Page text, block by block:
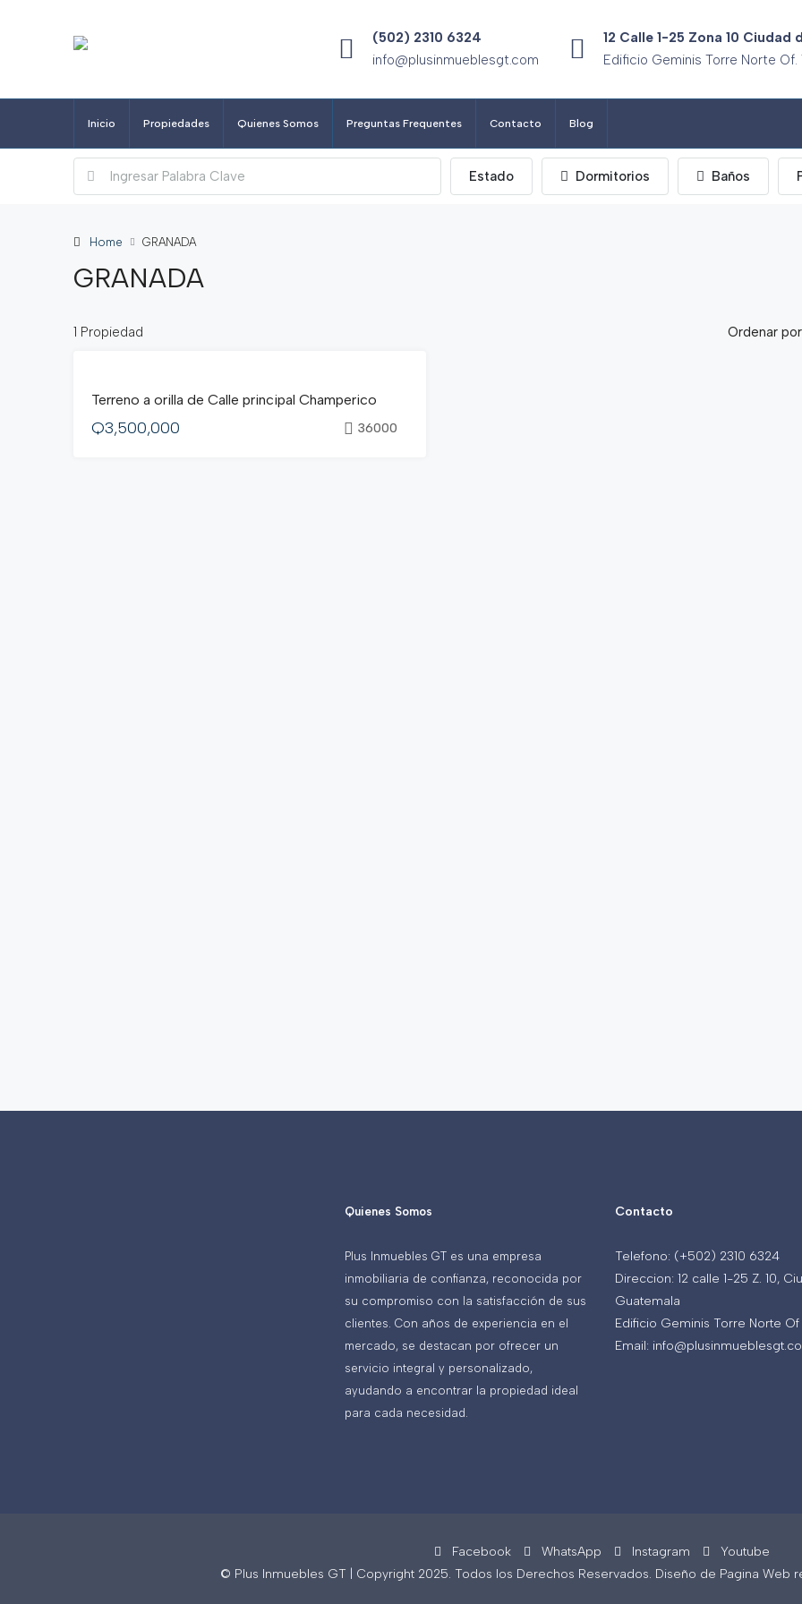
(502) 2310 6324
info@plusinmueblesgt.com
12 Calle 1-25 Zona 10 Ciudad
Edificio Geminis Torre Norte Of.
Inicio Propiedades Quienes Somos Preguntas Frequentes Contacto Blog
Estado Dormitorios Baños
Home GRANADA
GRANADA
1 Propiedad Ordenar
Terreno a orilla de Calle principal Champerico
Q3,500,000 36000
Quienes Somos
Plus Inmuebles GT es una empresa
inmobiliaria de confianza, reconocida por
su compromiso con la satisfacción de sus
clientes. Con años de experiencia en el
mercado, se destacan por ofrecer un
servicio integral y personalizado,
ayudando a encontrar la propiedad ideal
para cada necesidad.
Contacto
Telefono: (+502) 2310 6324
Direccion: 12 calle 1-25 Z. 10,
Guatemala
Edificio Geminis Torre Norte Of
Email:
Facebook WhatsApp Instagram
Youtube
© Plus Inmuebles GT | Copyright 2025. Todos los Derechos Reservados. Diseño de Pagina Web